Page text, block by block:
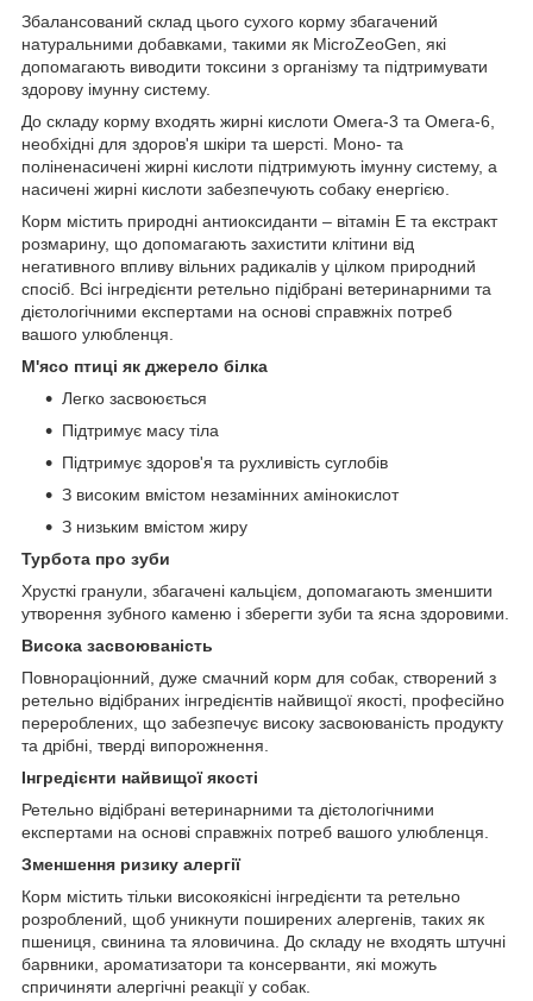
Збалансований склад цього сухого корму збагачений
натуральними добавками, такими як MicroZeoGen, які
допомагають виводити токсини з організму та підтримувати
здорову імунну систему.
До складу корму входять жирні кислоти Омега-3 та Омега-6,
необхідні для здоров'я шкіри та шерсті. Моно- та
поліненасичені жирні кислоти підтримують імунну систему, а
насичені жирні кислоти забезпечують собаку енергією.
Корм містить природні антиоксиданти – вітамін Е та екстракт
розмарину, що допомагають захистити клітини від
негативного впливу вільних радикалів у цілком природний
спосіб. Всі інгредієнти ретельно підібрані ветеринарними та
дієтологічними експертами на основі справжніх потреб
вашого улюбленця.
М'ясо птиці як джерело білка
Легко засвоюється
Підтримує масу тіла
Підтримує здоров'я та рухливість суглобів
З високим вмістом незамінних амінокислот
З низьким вмістом жиру
Турбота про зуби
Хрусткі гранули, збагачені кальцієм, допомагають зменшити
утворення зубного каменю і зберегти зуби та ясна здоровими.
Висока засвоюваність
Повнораціонний, дуже смачний корм для собак, створений з
ретельно відібраних інгредієнтів найвищої якості, професійно
перероблених, що забезпечує високу засвоюваність продукту
та дрібні, тверді випорожнення.
Інгредієнти найвищої якості
Ретельно відібрані ветеринарними та дієтологічними
експертами на основі справжніх потреб вашого улюбленця.
Зменшення ризику алергії
Корм містить тільки високоякісні інгредієнти та ретельно
розроблений, щоб уникнути поширених алергенів, таких як
пшениця, свинина та яловичина. До складу не входять штучні
барвники, ароматизатори та консерванти, які можуть
спричиняти алергічні реакції у собак.